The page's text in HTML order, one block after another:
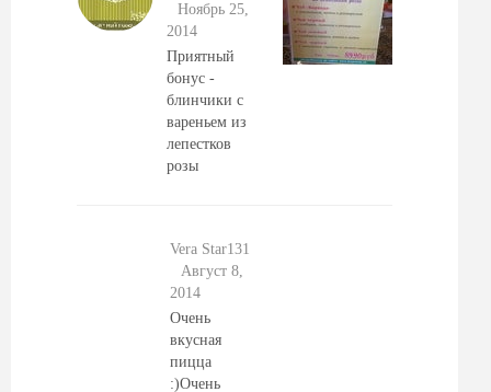
Ноябрь 25,
2014
Приятный
бонус -
блинчики с
вареньем из
лепестков
розы
Vera Star131
Август 8,
2014
Очень
вкусная
пицца
:)Очень